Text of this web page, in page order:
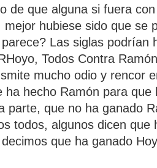
de que alguna si fuera
mejor hubiese sido que se
Las siglas podrían
Todos Contra
mucho odio y rencor
ha hecho Ramón para que
parte, que no ha ganado
todos, algunos dicen que
que ha ganado